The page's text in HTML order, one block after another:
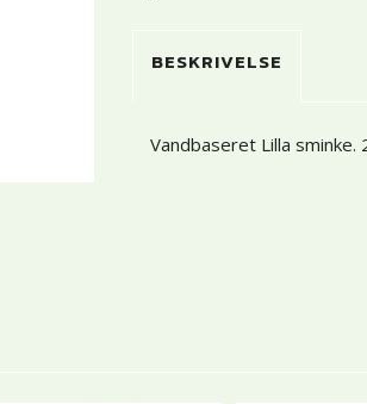
BESKRIVELSE
Vandbaseret Lilla sminke.